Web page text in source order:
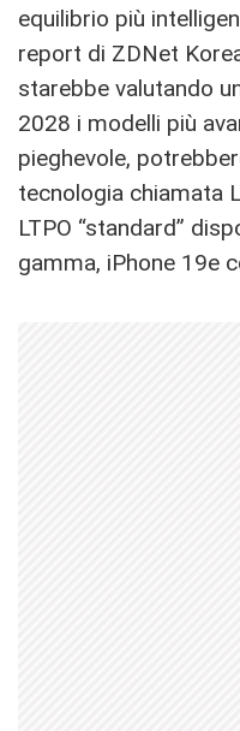
equilibrio più
report di ZDNet
starebbe valutando
2028 i modelli più
pieghevole,
tecnologia chiamata
LTPO “standard”
gamma, iPhone 19e